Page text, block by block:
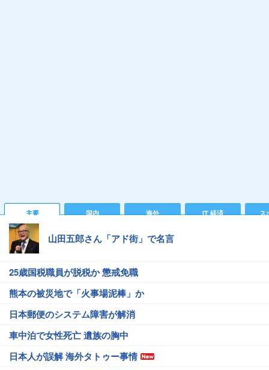
主要 国内 海外 IT 経済 ス
山田五郎さん「アド街」で名言
25歳国税職員が脱税か 懲戒免職
熊本の被災地で「火事場泥棒」か
日本郵便のシステム障害が解消
車中泊で女性死亡 遺族の胸中
日本人が誤解 海外タトゥー事情